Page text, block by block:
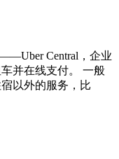
Central，企业
并在线支付。 一般
以外的服务，比